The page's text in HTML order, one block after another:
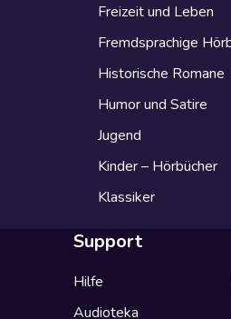
Freizeit und Leben
Fremdsprachige
Historische Romane
Humor und Satire
Jugend
Kinder – Hörbücher
Klassiker
Support
Hilfe
Audioteka